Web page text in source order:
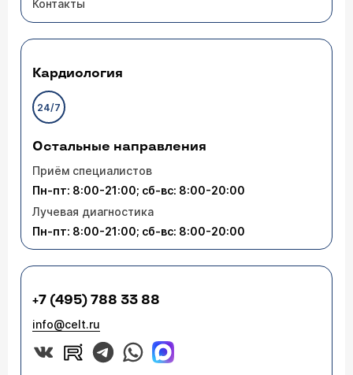
никаких болевых ощущений, как быть и что
это может быть ?
Здравствуйте, Иван. Примесь крови при
дефекации может быть признаком разных
анальная трещина, травмированный полип
Для уточнения диагноза и выбора правильной
лечебной тактики необходимо обратиться к
врачу-проктологу для осмотра (
приема).
Контакты
Кардиология
24/7
Остальные направления
Приём специалистов
Пн-пт: 8:00-21:00; сб-вс: 8:00-20:00
Лучевая диагностика
Пн-пт: 8:00-21:00; сб-вс: 8:00-20:00
+7 (495) 788 33 88
info@celt.ru